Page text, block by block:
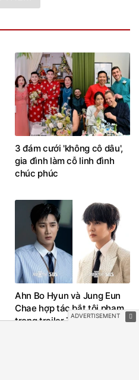
3 đám cưới 'không cô dâu',
gia đình làm cỗ linh đình
chúc phúc
Ahn Bo Hyun và Jung Eun
Chae hợp tác bắt tội phạm
trong trailer Tài phiệt và